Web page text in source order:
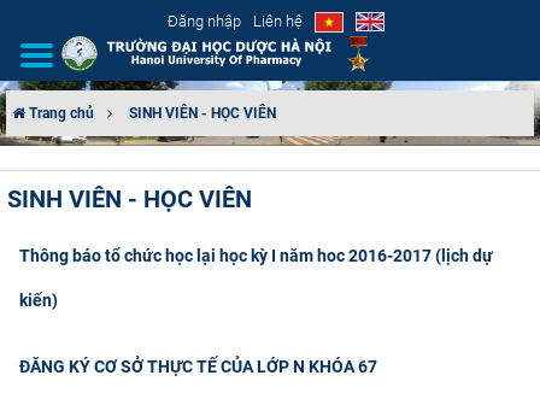
Đăng nhập Liên hệ
CƠ CẤU TỔ CHỨC
Trang chủ SINH VIÊN - HỌC VIÊN
SINH VIÊN - HỌC VIÊN
Thông báo tổ chức học lại học kỳ I năm hoc 2016-2017 (lịch dự
kiến)
ĐĂNG KÝ CƠ SỞ THỰC TẾ CỦA LỚP N KHÓA 67